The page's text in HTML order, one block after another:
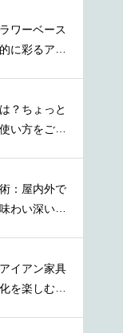
ワーベース
に彩るアイ
？ちょっと
い方をご紹
：屋内外で
わい深い取
イアン家具
を楽しむ秘